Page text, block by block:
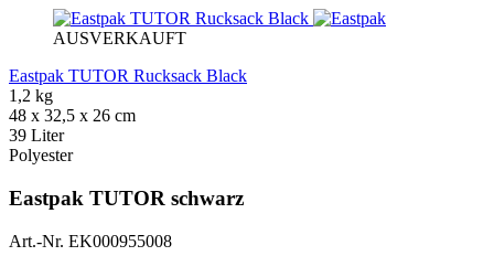
AUSVERKAUFT
Eastpak TUTOR Rucksack Black
1,2 kg
48 x 32,5 x 26 cm
39 Liter
Polyester
Eastpak TUTOR schwarz
Art.-Nr. EK000955008